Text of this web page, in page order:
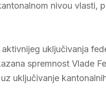
nivou vlasti,
uključivanja
spremnost Vlade
uključivanje